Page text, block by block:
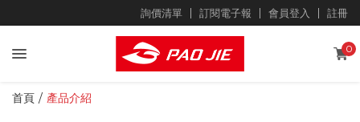
詢價清單 訂閱電子報 會員登入 註冊
0
首頁 產品介紹